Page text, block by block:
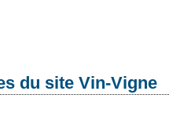
du site Vin-Vigne